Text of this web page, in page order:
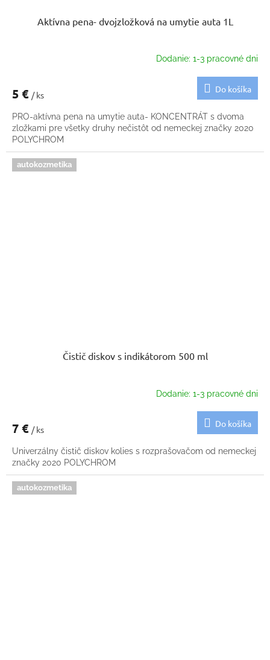
Aktívna pena- dvojzložková na umytie auta 1L
Dodanie: 1-3 pracovné dni
5 € / ks
Do košíka
PRO-aktívna pena na umytie auta- KONCENTRÁT s dvoma
zložkami pre všetky druhy nečistôt od nemeckej značky 2020
POLYCHROM
autokozmetika
Čistič diskov s indikátorom 500 ml
Dodanie: 1-3 pracovné dni
7 € / ks
Do košíka
Univerzálny čistič diskov kolies s rozprašovačom od nemeckej
značky 2020 POLYCHROM
autokozmetika